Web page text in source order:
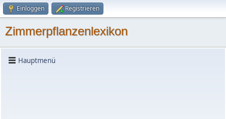
Einloggen Registrieren
Zimmerpflanzenlexikon
Hauptmenü